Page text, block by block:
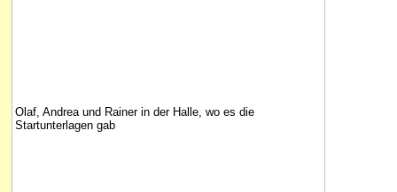
Olaf, Andrea und Rainer in der Halle, wo es die
Startunterlagen gab